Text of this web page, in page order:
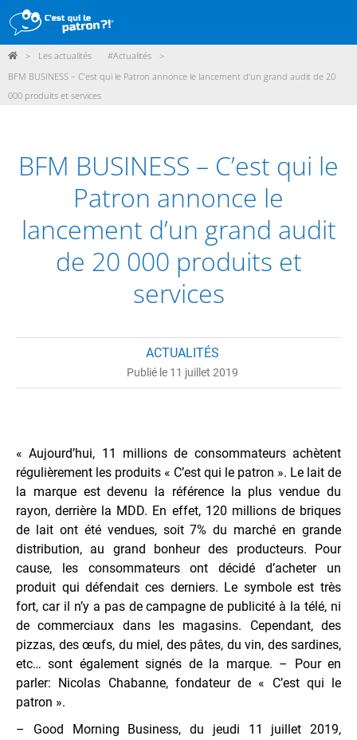
DÉMARCHE
PARTICIPER
ACTUALITÉS
ME CONNECTER / ADHÉRER
> Les actualités #Actualités
>
BFM BUSINESS – C’est qui le Patron annonce le lancement d’un grand audit de 20
000 produits et services
BFM BUSINESS – C’est qui le
Patron annonce le
lancement d’un grand audit
de 20 000 produits et
services
ACTUALITÉS
Publié le 11 juillet 2019
« Aujourd’hui, 11 millions de consommateurs achètent
régulièrement les produits « C’est qui le patron ». Le lait de
la marque est devenu la référence la plus vendue du
rayon, derrière la MDD. En effet, 120 millions de briques
de lait ont été vendues, soit 7% du marché en grande
distribution, au grand bonheur des producteurs. Pour
cause, les consommateurs ont décidé d’acheter un
produit qui défendait ces derniers. Le symbole est très
fort, car il n’y a pas de campagne de publicité à la télé, ni
de commerciaux dans les magasins. Cependant, des
pizzas, des œufs, du miel, des pâtes, du vin, des sardines,
etc… sont également signés de la marque. – Pour en
parler: Nicolas Chabanne, fondateur de « C’est qui le
patron ».
– Good Morning Business, du jeudi 11 juillet 2019,